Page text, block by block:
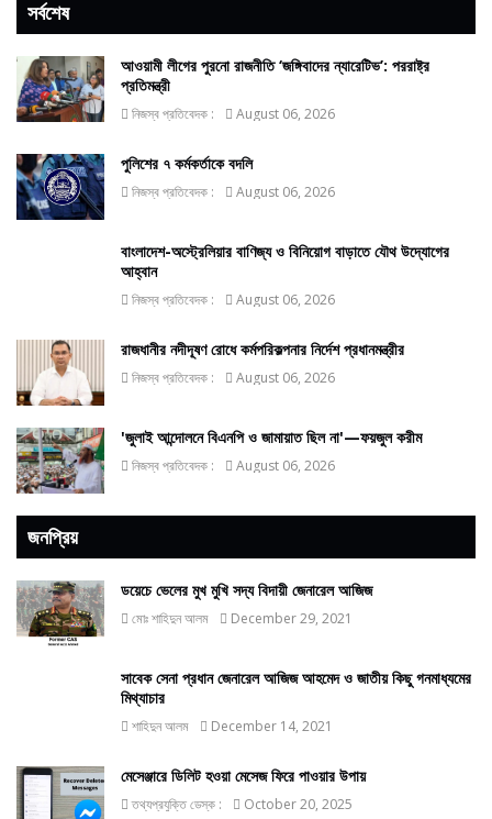
সর্বশেষ
আওয়ামী লীগের পুরনো রাজনীতি ‘জঙ্গিবাদের ন্যারেটিভ’: পররাষ্ট্র
প্রতিমন্ত্রী
নিজস্ব প্রতিবেদক : August 06, 2026
পুলিশের ৭ কর্মকর্তাকে বদলি
নিজস্ব প্রতিবেদক : August 06, 2026
বাংলাদেশ-অস্ট্রেলিয়ার বাণিজ্য ও বিনিয়োগ বাড়াতে যৌথ উদ্যোগের
আহ্বান
নিজস্ব প্রতিবেদক : August 06, 2026
রাজধানীর নদীদূষণ রোধে কর্মপরিকল্পনার নির্দেশ প্রধানমন্ত্রীর
নিজস্ব প্রতিবেদক : August 06, 2026
'জুলাই আন্দোলনে বিএনপি ও জামায়াত ছিল না'—ফয়জুল করীম
নিজস্ব প্রতিবেদক : August 06, 2026
জনপ্রিয়
ডয়েচে ভেলের মুখ মুখি সদ্য বিদায়ী জেনারেল আজিজ
মোঃ শাহিদুন আলম December 29, 2021
সাবেক সেনা প্রধান জেনারেল আজিজ আহমেদ ও জাতীয় কিছু গনমাধ্যমের
মিথ্যাচার
শাহিদুন আলম December 14, 2021
মেসেঞ্জারে ডিলিট হওয়া মেসেজ ফিরে পাওয়ার উপায়
তথ্যপ্রযুক্তি ডেস্ক : October 20, 2025